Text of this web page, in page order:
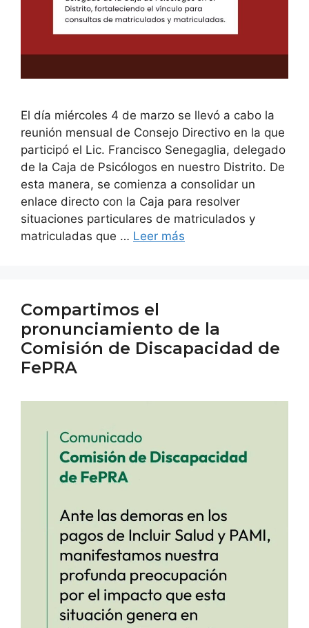
El día miércoles 4 de marzo se llevó a cabo la
reunión mensual de Consejo Directivo en la que
participó el Lic. Francisco Senegaglia, delegado
de la Caja de Psicólogos en nuestro Distrito. De
esta manera, se comienza a consolidar un
enlace directo con la Caja para resolver
situaciones particulares de matriculados y
matriculadas que … Leer más
Compartimos el
pronunciamiento de la
Comisión de Discapacidad de
FePRA